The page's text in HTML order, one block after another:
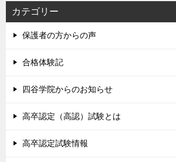
カテゴリー
保護者の方からの声
合格体験記
四谷学院からのお知らせ
高卒認定（高認）試験とは
高卒認定試験情報